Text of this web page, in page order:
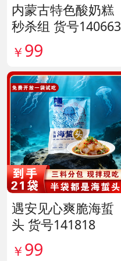
内蒙古特色酸奶糕
秒杀组 货号140663
￥ 99
遇安见心爽脆海蜇
头 货号141818
￥ 99